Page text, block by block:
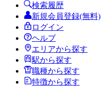
検索履歴
新規会員登録(無料)
ログイン
ヘルプ
エリアから探す
駅から探す
職種から探す
特徴から探す